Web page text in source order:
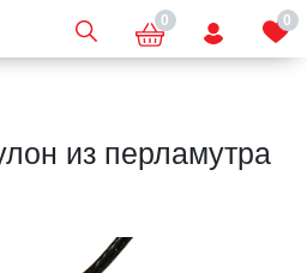
0 0
из перламутра